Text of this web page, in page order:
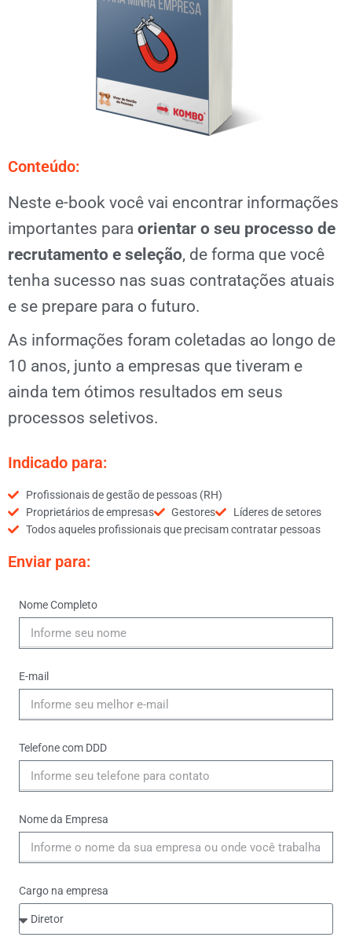
Conteúdo:
Neste e-book você vai encontrar informações
importantes para orientar o seu processo de
recrutamento e seleção, de forma que você
tenha sucesso nas suas contratações atuais
e se prepare para o futuro.
As informações foram coletadas ao longo de
10 anos, junto a empresas que tiveram e
ainda tem ótimos resultados em seus
processos seletivos.
Indicado para:
Profissionais de gestão de pessoas (RH)
Proprietários de empresas
Gestores
Líderes de setores
Todos aqueles profissionais que precisam contratar pessoas
Enviar para:
Nome Completo
E-mail
Telefone com DDD
Nome da Empresa
Cargo na empresa